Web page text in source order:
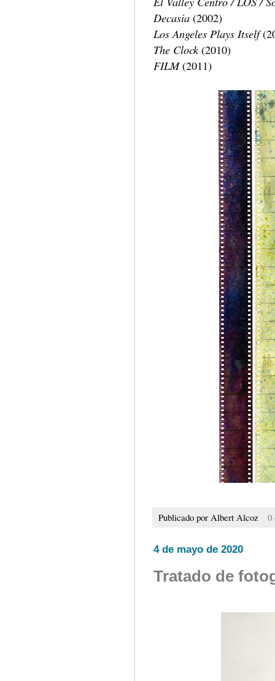
Decasia (2002)
Los Angeles Plays Itself
The Clock(2010)
FILM(2011)
Publicado por Albert Alcoz 0
4 de mayo de 2020
Tratado de